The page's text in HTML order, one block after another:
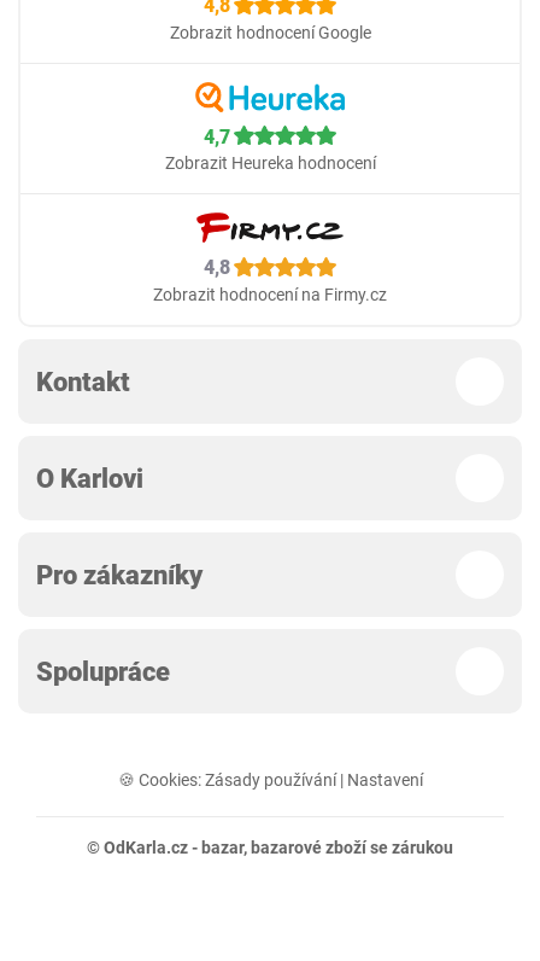
4,8
Zobrazit hodnocení Google
4,7
Zobrazit Heureka hodnocení
4,8
Zobrazit hodnocení na Firmy.cz
Kontakt
O Karlovi
Pro zákazníky
Spolupráce
🍪 Cookies:Zásady používání| Nastavení
© OdKarla.cz - bazar, bazarové zboží se zárukou